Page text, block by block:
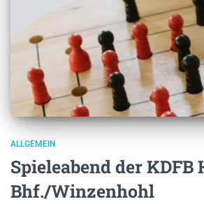
ALLGEMEIN
Spieleabend der KDFB
Bhf./Winzenhohl